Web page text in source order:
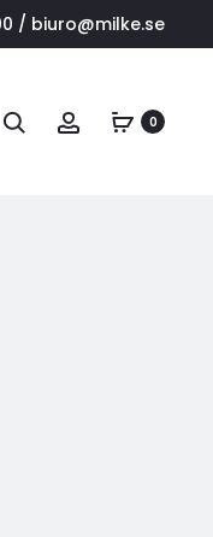
/ biuro@milke.se
Szukaj Konto 0